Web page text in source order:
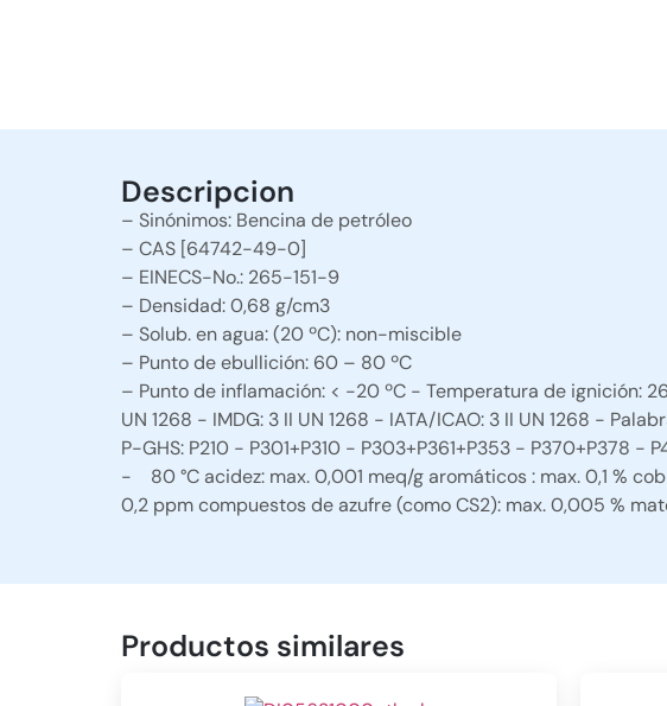
Descripcion
– Sinónimos: Bencina de petróleo
– CAS [64742-49-0]
– EINECS-No.: 265-151-9
– Densidad: 0,68 g/cm3
– Solub. en agua: (20 ºC): non-miscible
– Punto de ebullición: 60 – 80 ºC
– Punto de inflamación: < -20 ºC - Temperatura de ignición:
UN 1268 - IMDG: 3 II UN 1268 - IATA/ICAO: 3 II UN 1268 -
P-GHS: P210 - P301+P310 - P303+P361+P353 - P370+P378 -
- 80 °C acidez: max. 0,001 meq/g aromáticos : max. 0,1 %
0,2 ppm compuestos de azufre (como CS2): max. 0,005 %
Productos similares